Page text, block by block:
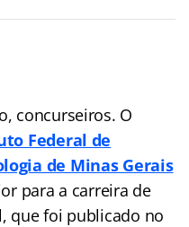
concurseiros. O
Federal de
de Minas Gerais
para a carreira de
que foi publicado no